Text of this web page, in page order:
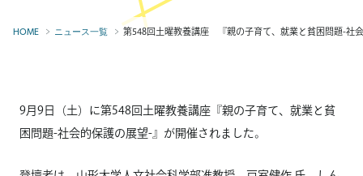
HOME ニュース一覧 第548回土曜教養講座 『親の子育て、就業と貧困問題-社
9月9日（土）に第548回土曜教養講座『親の子育て、就業と貧
困問題-社会的保護の展望-』が開催されました。